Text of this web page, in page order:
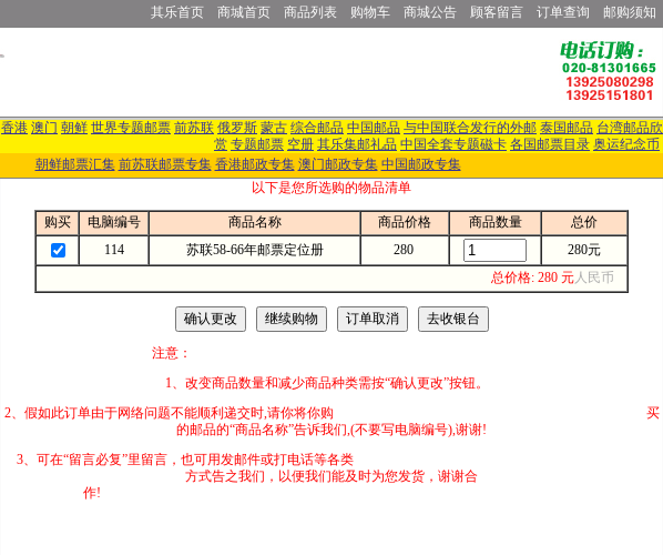
其乐首页 商城首页 商品列表 购物车 商城公告 顾客留言 订单查询 邮购须知
香港 澳门 朝鲜 世界专题邮票 前苏联 俄罗斯 蒙古 综合邮品 中国邮品 与中国联合发行的外邮 泰国邮品 台湾邮品欣
赏 专题邮票 空册 其乐集邮礼品 中国全套专题磁卡 各国邮票目录 奥运纪念币
朝鲜邮票汇集 前苏联邮票专集 香港邮政专集 澳门邮政专集 中国邮政专集
以下是您所选购的物品清单
购买 电脑编号 商品名称 商品价格 商品数量
总价
114
苏联58-66年邮票定位册 280
280元
总价格: 280 元人民币
注意：
1、改变商品数量和减少商品种类需按“确认更改”按钮。
2、假如此订单由于网络问题不能顺利递交时,请你将你购 买
的邮品的“商品名称”告诉我们,(不要写电脑编号),谢谢!
3、可在“留言必复”里留言，也可用发邮件或打电话等各类
方式告之我们，以便我们能及时为您发货，谢谢合
作!